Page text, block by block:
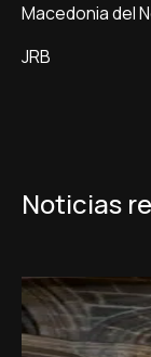
Macedonia del
JRB
Noticias